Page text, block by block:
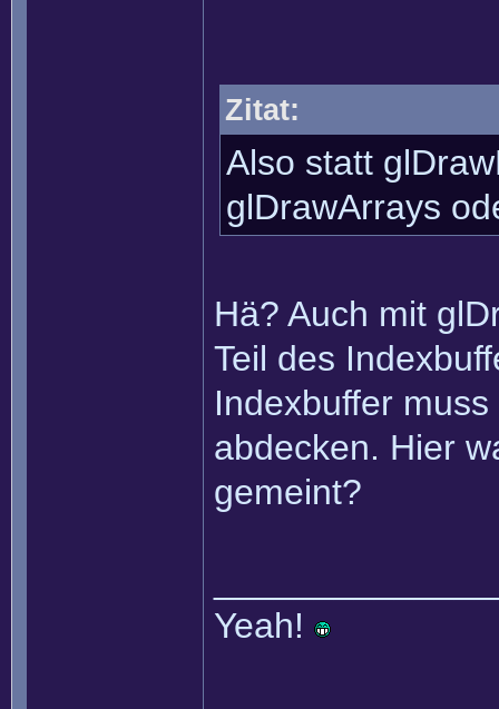
Zitat:
Also statt
glDrawArrays
Hä? Auch mit
Teil des
Indexbuffer
abdecken. Hier
gemeint?
Yeah!